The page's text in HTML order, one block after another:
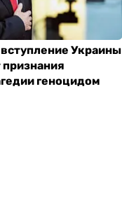
Украины
признания
геноцидом